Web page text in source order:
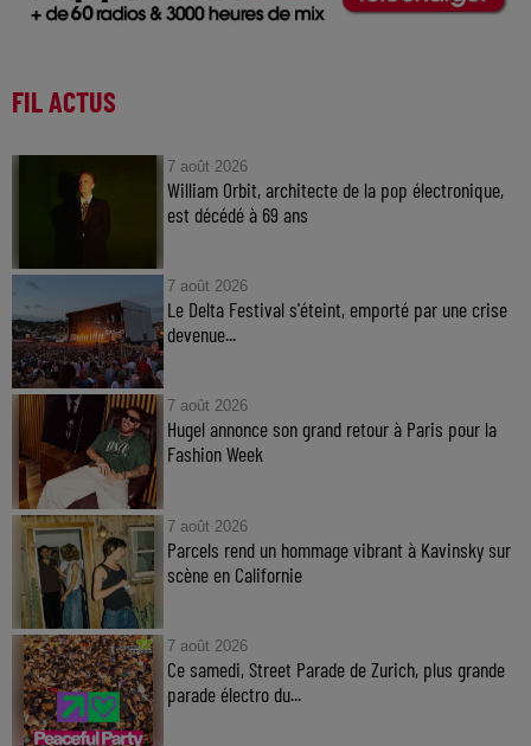
FIL ACTUS
7 août 2026
William Orbit, architecte de la pop électronique,
est décédé à 69 ans
7 août 2026
Le Delta Festival s'éteint, emporté par une crise
devenue...
7 août 2026
Hugel annonce son grand retour à Paris pour la
Fashion Week
7 août 2026
Parcels rend un hommage vibrant à Kavinsky sur
scène en Californie
7 août 2026
Ce samedi, Street Parade de Zurich, plus grande
parade électro du...